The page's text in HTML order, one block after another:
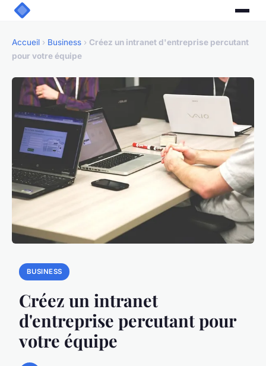
Accueil › Business › Créez un intranet d'entreprise percutant
pour votre équipe
BUSINESS
Créez un intranet
d'entreprise percutant pour
votre équipe